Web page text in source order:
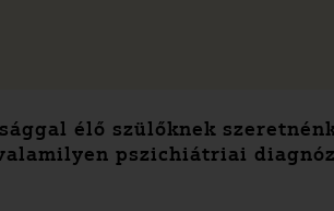
élő szülőknek
pszichiátriai